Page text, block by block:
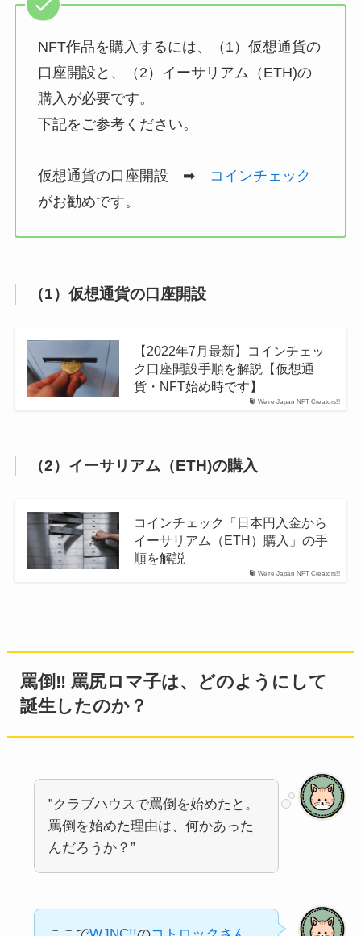
NFT作品を購入するには、（1）仮想通貨の
口座開設と、（2）イーサリアム（ETH)の
購入が必要です。
下記をご参考ください。
仮想通貨の口座開設 ➡
コインチェック
がお勧めです。
（1）仮想通貨の口座開設
We're Japan NFT Creators!!
【2022年7月最新】コインチェッ
ク口座開設手順を解説【仮想通
貨・NFT始め時です】
（2）イーサリアム（ETH)の購入
We're Japan NFT Creators!!
コインチェック「日本円入金から
イーサリアム（ETH）購入」の手
順を解説
罵倒‼ 罵尻ロマ子は、どのようにして
誕生したのか？
”クラブハウスで罵倒を始めたと。
罵倒を始めた理由は、何かあった
んだろうか？”